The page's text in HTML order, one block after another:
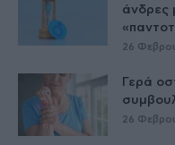
άνδρες
26
Γερά
26